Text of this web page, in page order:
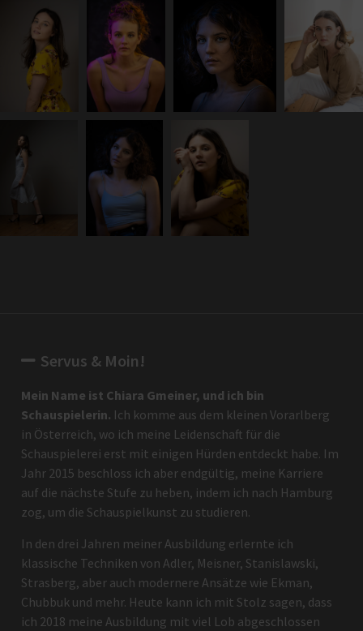
Servus & Moin!
Mein Name ist Chiara Gmeiner, und ich bin
Schauspielerin. Ich komme aus dem kleinen Vorarlberg
in Österreich, wo ich meine Leidenschaft für die
Schauspielerei erst mit einigen Hürden entdeckt habe. Im
Jahr 2015 beschloss ich aber endgültig, meine Karriere
auf die nächste Stufe zu heben, indem ich nach Hamburg
zog, um die Schauspielkunst zu studieren.
In den drei Jahren meiner Ausbildung erlernte ich
klassische Techniken von Adler, Meisner, Stanislawski,
Strasberg, aber auch modernere Ansätze wie Ekman,
Chubbuk und mehr. Heute kann ich mit Stolz sagen, dass
ich 2018 meine Ausbildung mit viel Lob abgeschlossen